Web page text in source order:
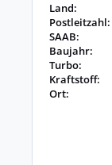
Land:
Postleitzahl:
SAAB:
Baujahr:
Turbo:
Kraftstoff:
Ort: